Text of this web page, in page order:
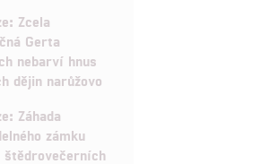
Zcela
Gerta
nebarví hnus
dějin narůžovo
Záhada
zámku
štědrovečerních